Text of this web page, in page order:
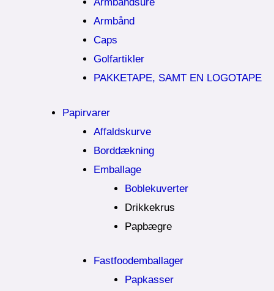
Armbånd
Caps
Golfartikler
PAKKETAPE, SAMT EN LOGOTAPE
Papirvarer
Affaldskurve
Borddækning
Emballage
Boblekuverter
Drikkekrus
Papbægre
Fastfoodemballager
Papkasser